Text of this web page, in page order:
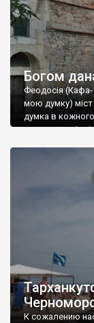
Богом
Феодосія (Кафа-
мою думку) міст
думка в
запрошую
К сожалению